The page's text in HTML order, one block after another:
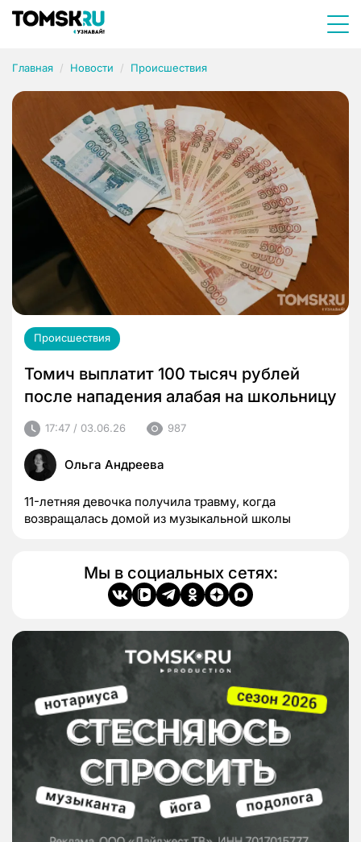
Главная Новости Происшествия
Происшествия
Томич выплатит 100 тысяч рублей
после нападения алабая на школьницу
17:47 / 03.06.26 987
Ольга Андреева
11-летняя девочка получила травму, когда
возвращалась домой из музыкальной школы
Мы в социальных сетях: